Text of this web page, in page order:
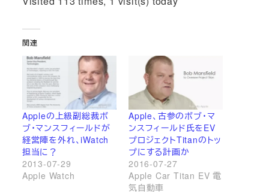
関連
Appleの上級副総裁ボ
ブ・マンスフィールドが
経営陣を外れ、iWatch
担当に？
2013-07-29
Apple Watch
Apple、古参のボブ・マ
ンスフィールド氏をEV
プロジェクトTitanのトッ
プにする計画か
2016-07-27
Apple Car Titan EV 電
気自動車